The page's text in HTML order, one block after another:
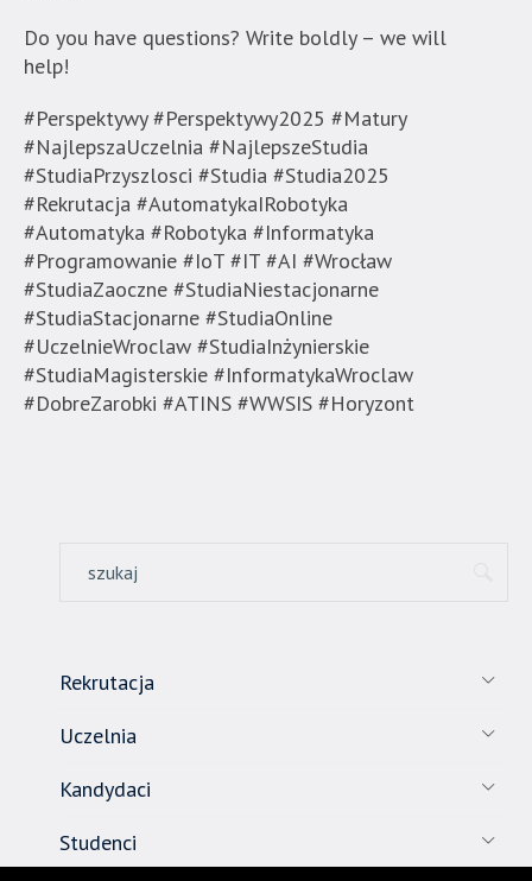
Do you have questions? Write boldly – we will
help!
#Perspektywy #Perspektywy2025 #Matury
#NajlepszaUczelnia #NajlepszeStudia
#StudiaPrzyszlosci #Studia #Studia2025
#Rekrutacja #AutomatykaIRobotyka
#Automatyka #Robotyka #Informatyka
#Programowanie #IoT #IT #AI #Wrocław
#StudiaZaoczne #StudiaNiestacjonarne
#StudiaStacjonarne #StudiaOnline
#UczelnieWroclaw #StudiaInżynierskie
#StudiaMagisterskie #InformatykaWroclaw
#DobreZarobki #ATINS #WWSIS #Horyzont
Rekrutacja
Uczelnia
Kandydaci
Studenci